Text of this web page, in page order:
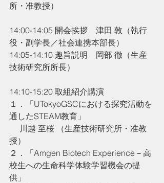
所・准教授）
14:00-14:05 開会挨拶　津田 敦（執行
役・副学長／社会連携本部長）
14:05-14:10 趣旨説明　岡部 徹（生産
技術研究所所長）
14:10-15:20 取組紹介講演
１．「UTokyoGSCにおける探究活動を
通したSTEAM教育」
授）
２．「Amgen Biotech Experience－高
校生への生命科学体験学習機会の提
供」